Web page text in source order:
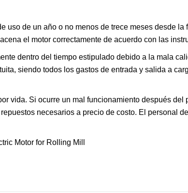
uso de un año o no menos de trece meses desde la
el motor correctamente de acuerdo con las
dentro del tiempo estipulado debido a la mala
siendo todos los gastos de entrada y salida a
vida. Si ocurre un mal funcionamiento después del
necesarios a precio de costo. El personal